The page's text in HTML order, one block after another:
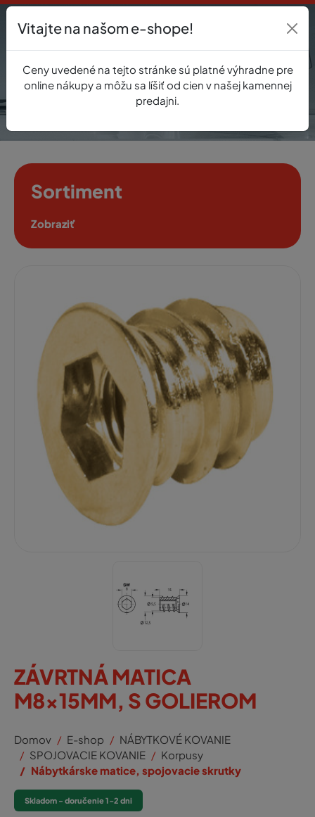
0
Sortiment
Zobraziť
ZÁVRTNÁ MATICA
M8x15MM, S GOLIEROM
Domov E-shop
NÁBYTKOVÉ KOVANIE
SPOJOVACIE KOVANIE
Korpusy
Nábytkárske matice, spojovacie skrutky
Skladom - doručenie 1-2 dni
Vitajte na našom e-shope!
Ceny uvedené na tejto stránke sú platné výhradne pre
online nákupy a môžu sa líšiť od cien v našej kamennej
predajni.